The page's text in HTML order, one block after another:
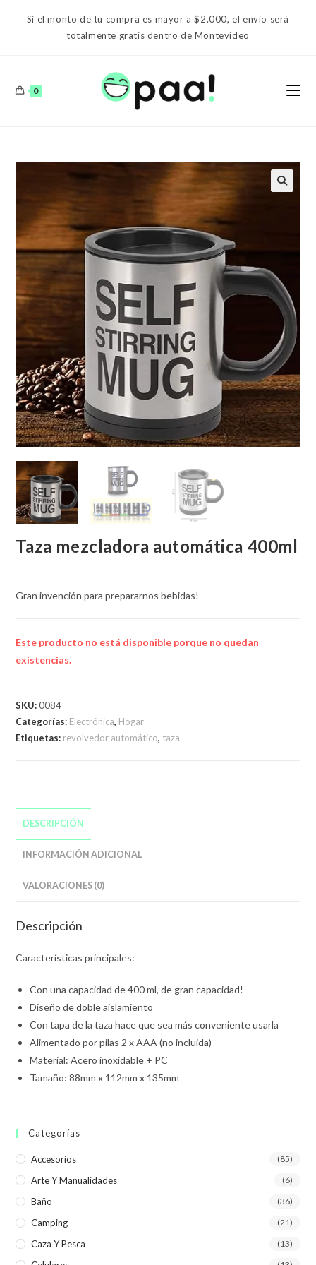
Si el monto de tu compra es mayor a $2.000, el envío será
totalmente gratis dentro de Montevideo
0
Taza mezcladora automática 400ml
Gran invención para prepararnos bebidas!
Este producto no está disponible porque no quedan
existencias.
SKU:0084
Categorías: Electrónica, Hogar
Etiquetas: revolvedor automático, taza
DESCRIPCIÓN
INFORMACIÓN ADICIONAL
VALORACIONES (0)
Descripción
Características principales:
Con una capacidad de 400 ml, de gran capacidad!
Diseño de doble aislamiento
Con tapa de la taza hace que sea más conveniente usarla
Alimentado por pilas 2 x AAA (no incluida)
Material: Acero inoxidable + PC
Tamaño: 88mm x 112mm x 135mm
Categorías
Accesorios (85)
Arte Y Manualidades (6)
Baño (36)
Camping (21)
Caza Y Pesca (13)